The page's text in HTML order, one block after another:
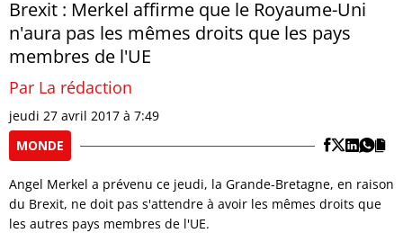
Brexit : Merkel affirme que le Royaume-Uni
n'aura pas les mêmes droits que les pays
membres de l'UE
Par La rédaction
jeudi 27 avril 2017 à 7:49
MONDE
Angel Merkel a prévenu ce jeudi, la Grande-Bretagne, en raison
du Brexit, ne doit pas s'attendre à avoir les mêmes droits que
les autres pays membres de l'UE.